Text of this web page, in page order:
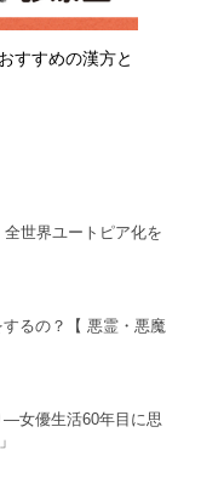
すすめの漢方と
世界ユートピア化を
るの？【 悪霊・悪魔
―女優生活60年目に思